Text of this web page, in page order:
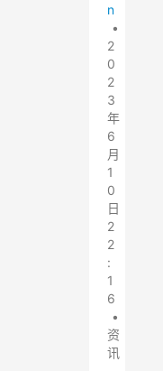
n
•
2
0
2
3
年
6
月
1
0
日
2
2
:
1
6
•
资
讯